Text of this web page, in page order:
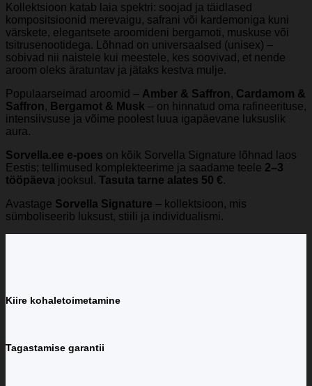
Kollektsioon katab laia spektri: soojad ja täidlased
kompositsioonid merevaigu, safrani või kardemoniga kuni
värskete, elegantsete aroomideni bergamoti, muskuse või
tsitrusenootidega. Lõhnad on universaalsed (unisex) –
sobivad nii naistele kui meestele, kes soovivad, et nende
aroom oleks äratuntav ja jätaks kestva mulje.
Populaarseimad aroomid – Amber & Saffron, Cardamom &
Saffron, Bergamot & Musk – on hinnatud oma rafineerituse,
intensiivsuse ja võime poolest luua igapäevane luksuslik
aura.
Sorvella.ee e-poes on kõik Sorvella Signature lõhnad laos
Eestis; tellimused komplekteerime ja saadame teele 2–3
tööpäeva jooksul. Tasuta tarne alates 50 €.
Avastage Sorvella Signature – kollektsioon, mis
sümboliseerib luksust, stiili ja individualismi.
Kiire kohaletoimetamine
Tagastamise garantii